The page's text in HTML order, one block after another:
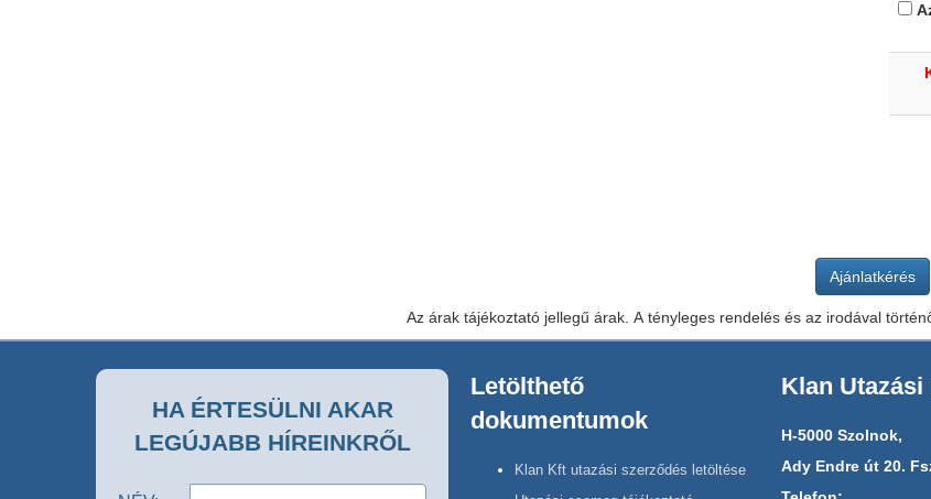
Az árak tájékoztató jellegű árak. A tényleges rendelés és az irodával
HA ÉRTESÜLNI AKAR
LEGÚJABB HÍREINKRŐL
Letölthető
dokumentumok
Klan Kft utazási szerződés letöltése
Klan Utazási
H-5000 Szolnok,
Ady Endre út 20.